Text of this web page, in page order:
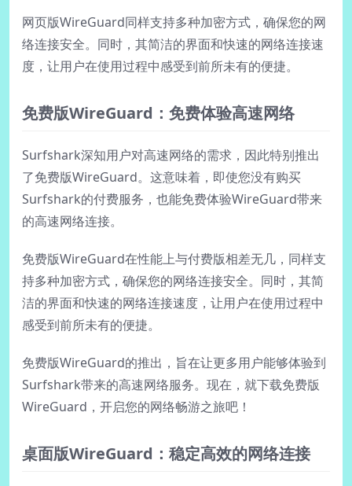
网页版WireGuard同样支持多种加密方式，确保您的网
络连接安全。同时，其简洁的界面和快速的网络连接速
度，让用户在使用过程中感受到前所未有的便捷。
免费版WireGuard：免费体验高速网络
Surfshark深知用户对高速网络的需求，因此特别推出
了免费版WireGuard。这意味着，即使您没有购买
Surfshark的付费服务，也能免费体验WireGuard带来
的高速网络连接。
免费版WireGuard在性能上与付费版相差无几，同样支
持多种加密方式，确保您的网络连接安全。同时，其简
洁的界面和快速的网络连接速度，让用户在使用过程中
感受到前所未有的便捷。
免费版WireGuard的推出，旨在让更多用户能够体验到
Surfshark带来的高速网络服务。现在，就下载免费版
WireGuard，开启您的网络畅游之旅吧！
桌面版WireGuard：稳定高效的网络连接